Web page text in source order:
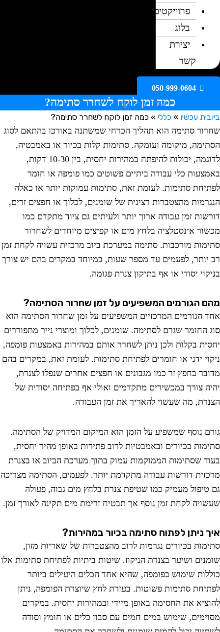
פרוייקטים
בלוג
יצירת
קשר
050-999-0604
כמה זמן לוקח לשחרר סתימה?
עכשיו»כללי»כמה זמן לוקח לשחרר סתימה?
סתימה הוא תהליך הכרחי שמשתנה באורכו בהתאם לסוג
מיקומה ועומקה. סתימות קלות בכיור או באמבטיה,
לדוגמה, יכולות להיפתח במהירות יחסית, בין 10-30 דקות,
כלי עבודה ביתיים פשוטים כמו פומפה או חומר
סתימות. לעומת זאת, סתימות עמוקות יותר או כאלה
מהצטברות רצינית של שומנים, לכלוך או חפצים זרים,
זמן עבודה ארוך יותר ולעיתים גם ציוד מתקדם כמו
אינסטלציה בלחץ מים או קפיצים מיוחדים לשחרור
מורכבות. סתימה במערכת ביוב מרכזית עשויה לקחת זמן
לפעמים עד מספר שעות, במיוחד במקרים בהם יש צורך
יסודי או אף בתיקון צנרת פגומה.
הגורמים המשפיעים על זמן שחרור הסתימה?
הגורמים המרכזיים המשפיעים על זמן שחרור הסתימה הוא
החומר שגרם לסתימה. שומנים, לכלוך ומוצרי נייר מתפוררים
בקלות ולכן ניתן לשחרר אותם במהירות באמצעות פומפה,
ידני או חומרים לפתיחת סתימות. לעומת זאת, במקרים בהם
בחפץ זר כמו מגבונים או חפצים אחרים שנפלו לצנרת,
צורך במכשירים מתקדמים ואולי אף בפתיחה יסודית של
מה שעשוי להאריך את זמן העבודה.
נוסף שמשפיע על הזמן הוא המיקום המדויק של הסתימה.
בכיורים ובאמבטיות לרוב פתירות באופן מהיר יחסית,
שסתימות הממוקמות עמוק בתוך מערכת הביוב או בצנרת
דורשות עבודה מתקדמת יותר. לפעמים, הסתימה מצריכה
מעמיק כמו שטיפת צנרת בלחץ מים גבוה, פעולה
לקחת זמן נוסף אך תבטיח זרימת מים תקינה לאורך זמן.
ניתן לפתוח סתימה בכיור במהירות?
בכיורים נגרמות לרוב מהצטברות של שאריות מזון,
ושיער בצנרת הניקוז. שיטות ביתיות לפתיחת סתימות אלו
שימוש בפומפה, שהיא אחד הכלים היעילים ביותר
סתימות פשוטות. בעזרת לחץ שיוצרת הפומפה, ניתן
את החסימה באופן מיידי ובמהירות יחסית. במקרים
שימוש במים חמים עם סבון כלים או חומץ וסודה